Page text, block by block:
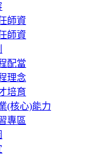
師資
師資
配當
理念
培育
(核心)能力
專區